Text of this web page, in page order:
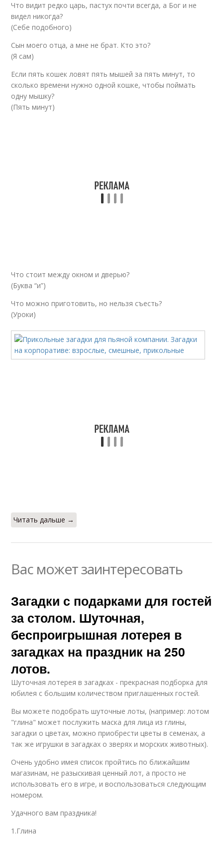
Что видит редко царь, пастух почти всегда, а Бог и не
видел никогда?
(Себе подобного)
Сын моего отца, а мне не брат. Кто это?
(Я сам)
Если пять кошек ловят пять мышей за пять минут, то
сколько времени нужно одной кошке, чтобы поймать
одну мышку?
(Пять минут)
Что стоит между окном и дверью?
(Буква “и”)
Что можно приготовить, но нельзя съесть?
(Уроки)
Читать дальше →
Вас может заинтересовать
Загадки с подарками для гостей
за столом. Шуточная,
беспроигрышная лотерея в
загадках на праздник на 250
лотов.
Шуточная лотерея в загадках - прекрасная подборка для
юбилея с большим количеством приглашенных гостей.
Вы можете подобрать шуточные лоты, (например: лотом
"глина" может послужить маска для лица из глины,
загадки о цветах, можно приобрести цветы в семенах, а
так же игрушки в загадках о зверях и морских животных).
Очень удобно имея список пройтись по ближайшим
магазинам, не разыскивая ценный лот, а просто не
использовать его в игре, и воспользоваться следующим
номером.
Удачного вам праздника!
1.Глина